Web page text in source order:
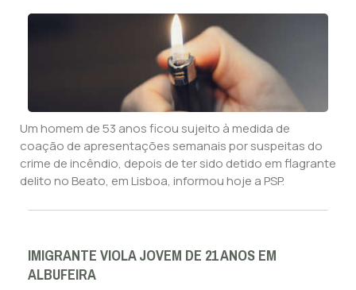
Um homem de 53 anos ficou sujeito à medida de
coação de apresentações semanais por suspeitas do
crime de incêndio, depois de ter sido detido em flagrante
delito no Beato, em Lisboa, informou hoje a PSP.
IMIGRANTE VIOLA JOVEM DE 21 ANOS EM
ALBUFEIRA